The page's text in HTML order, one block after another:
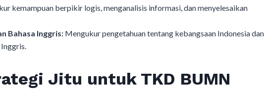
kemampuan berpikir logis, menganalisis informasi, dan menyelesaikan
Bahasa Inggris: Mengukur pengetahuan tentang kebangsaan Indonesia dan
Jitu untuk TKD BUMN